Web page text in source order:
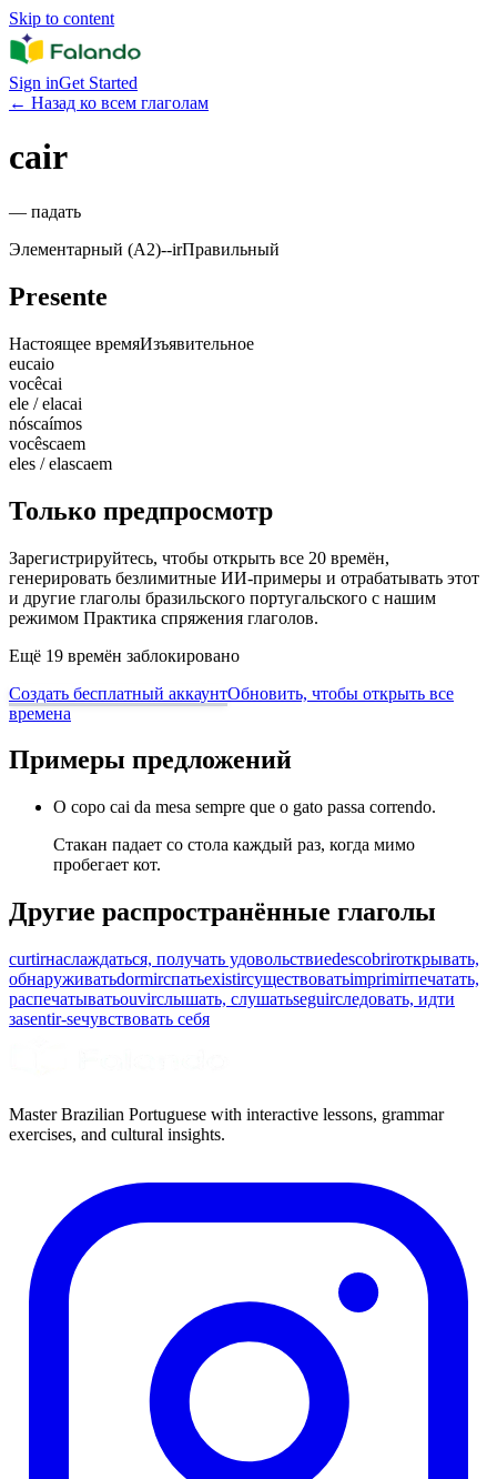
Skip to content
Sign inGet Started
← Назад ко всем глаголам
cair
— падать
Элементарный (A2)--irПравильный
Presente
Настоящее времяИзъявительное
eucaio
vocêcai
ele / elacai
nóscaímos
vocêscaem
eles / elascaem
Только предпросмотр
Зарегистрируйтесь, чтобы открыть все 20 времён,
генерировать безлимитные ИИ-примеры и отрабатывать этот
и другие глаголы бразильского португальского с нашим
режимом Практика спряжения глаголов.
Ещё 19 времён заблокировано
Создать бесплатный аккаунтОбновить, чтобы открыть все
времена
Примеры предложений
O copo cai da mesa sempre que o gato passa correndo.
Стакан падает со стола каждый раз, когда мимо
пробегает кот.
Другие распространённые глаголы
curtirнаслаждаться, получать удовольствиеdescobrirоткрывать,
обнаруживатьdormirспатьexistirсуществоватьimprimirпечатать,
распечатыватьouvirслышать, слушатьseguirследовать, идти
заsentir-seчувствовать себя
Master Brazilian Portuguese with interactive lessons, grammar
exercises, and cultural insights.